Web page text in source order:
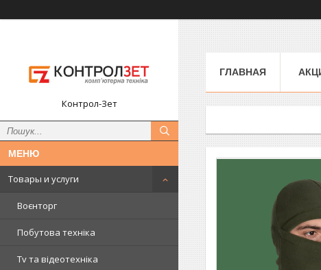
Контрол-Зет
Товары и услуги
Воєнторг
Побутова техніка
Tv та відеотехніка
ГЛАВНАЯ